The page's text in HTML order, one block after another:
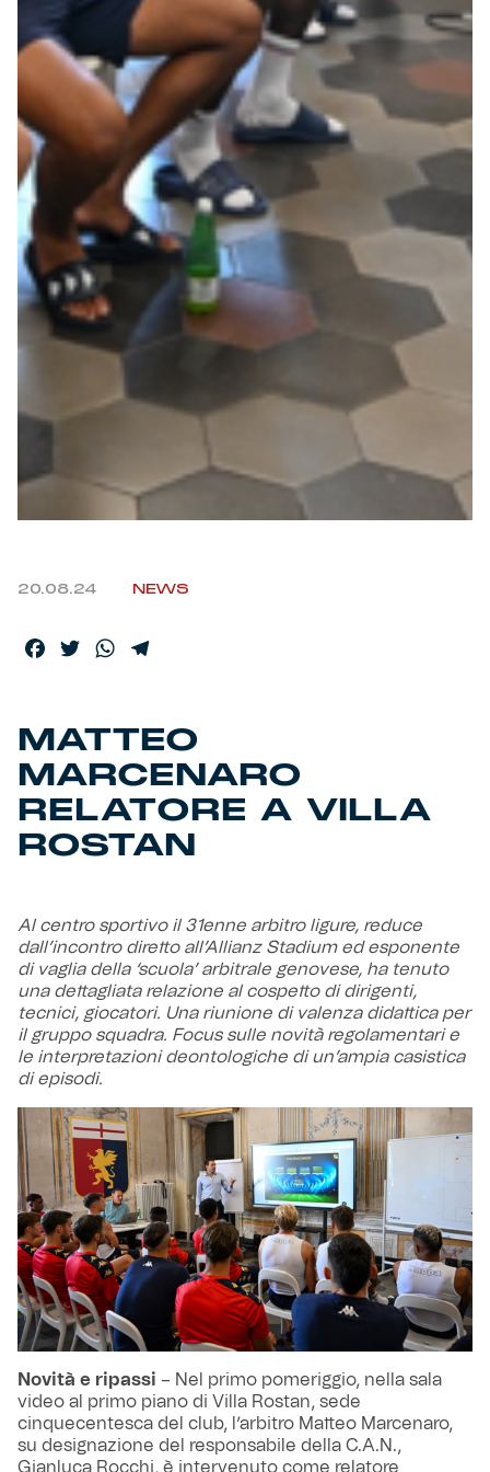
Robe di Kappa x Genoa
Vintage Collection
Red&Blue Voices
Kids
Accessori
Outlet
Caffè Boasi x Genoa
Isolani x Genoa
Gift Card Online Store
20.08.24 NEWS
Facebook
TwitterWhatsApp
MATTEO
MARCENARO
RELATORE A VILLA
ROSTAN
Al centro sportivo il 31enne arbitro ligure, reduce
dall’incontro diretto all’Allianz Stadium ed esponente
di vaglia della ‘scuola’ arbitrale genovese, ha tenuto
una dettagliata relazione al cospetto di dirigenti,
tecnici, giocatori. Una riunione di valenza didattica per
il gruppo squadra. Focus sulle novità regolamentari e
le interpretazioni deontologiche di un’ampia casistica
di episodi.
Novità e ripassi – Nel primo pomeriggio, nella sala
video al primo piano di Villa Rostan, sede
cinquecentesca del club, l’arbitro Matteo Marcenaro,
su designazione del responsabile della C.A.N.,
Gianluca Rocchi, è intervenuto come relatore